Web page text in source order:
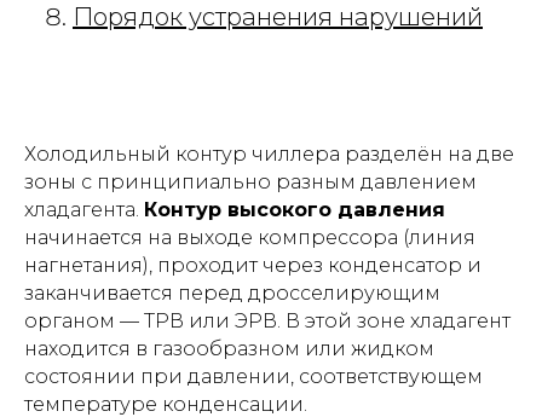
Порядок устранения нарушений
Холодильный контур чиллера разделён на две
зоны с принципиально разным давлением
хладагента. Контур высокого давления
начинается на выходе компрессора (линия
нагнетания), проходит через конденсатор и
заканчивается перед дросселирующим
органом — ТРВ или ЭРВ. В этой зоне хладагент
находится в газообразном или жидком
состоянии при давлении, соответствующем
температуре конденсации.